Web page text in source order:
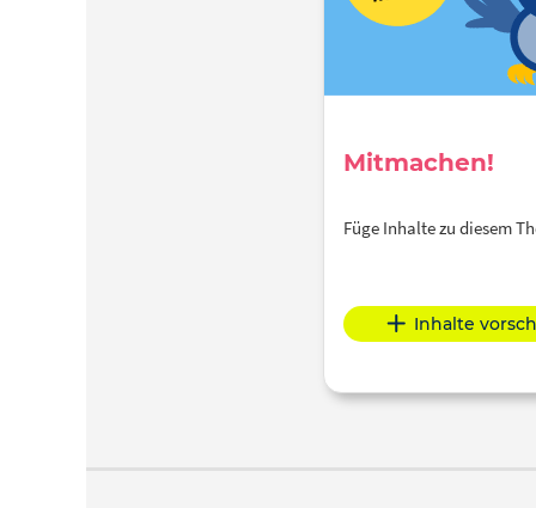
Mitmachen!
Füge Inhalte zu diesem
Inhalte